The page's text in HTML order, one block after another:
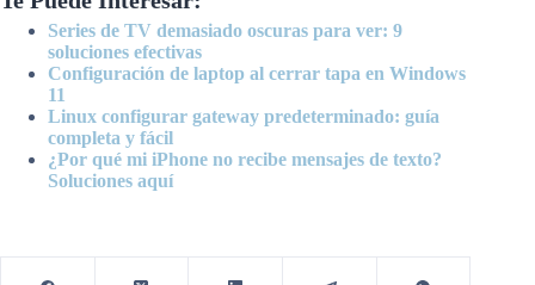
Series de TV demasiado oscuras para ver: 9
soluciones efectivas
Configuración de laptop al cerrar tapa en Windows
11
Linux configurar gateway predeterminado: guía
completa y fácil
¿Por qué mi iPhone no recibe mensajes de texto?
Soluciones aquí